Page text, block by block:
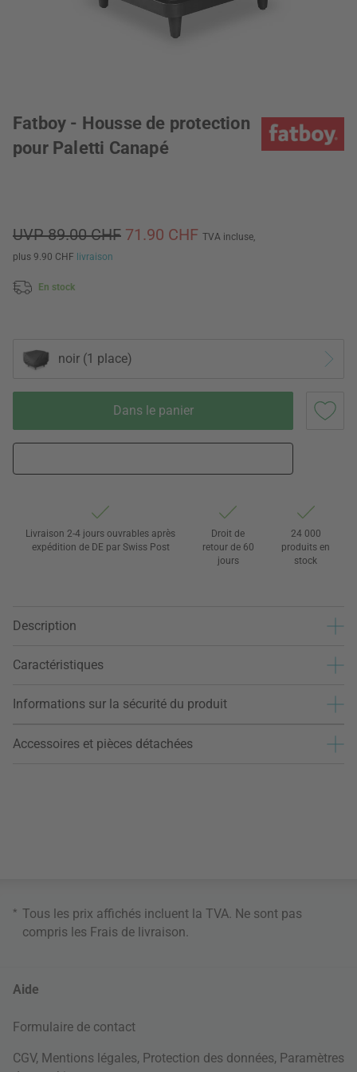
Fatboy - Housse de protection
pour Paletti Canapé
UVP 89.00 CHF 71.90 CHF TVA incluse,
plus 9.90 CHF livraison
En stock
noir (1 place)
Dans le panier
Livraison 2-4 jours ouvrables après
expédition de DE par Swiss Post
Droit de
retour de 60
jours
24 000
produits en
stock
Description
Caractéristiques
Informations sur la sécurité du produit
Accessoires et pièces détachées
* Tous les prix affichés incluent la TVA. Ne sont pas
compris les Frais de livraison
Aide
Formulaire de contact
CGV, Mentions légales, Protection des données, Paramètres